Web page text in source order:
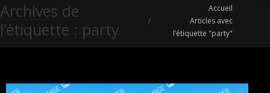
Archives de
l’étiquette : party
Accueil
Articles avec
l’étiquette "party"